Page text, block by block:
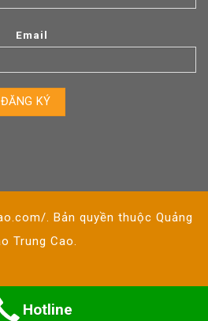
Email
. Bản quyền thuộc Quảng
Trung Cao.
Hotline